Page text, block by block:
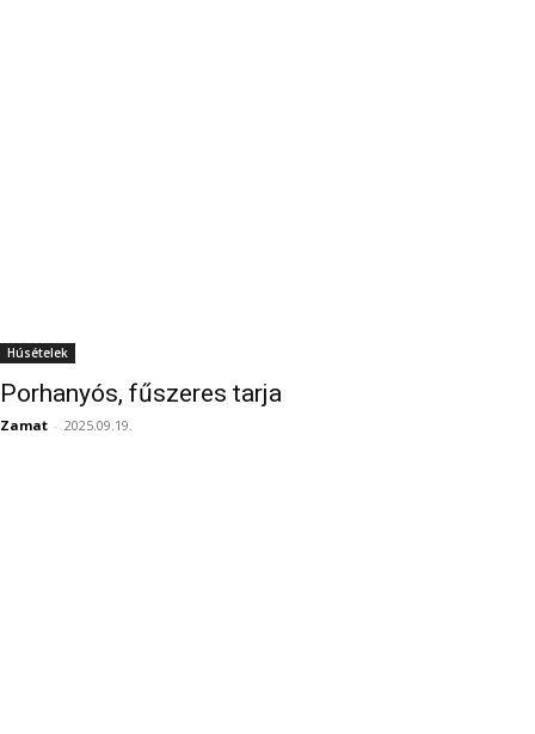
Húsételek
Porhanyós, fűszeres tarja
Zamat - 2025.09.19.